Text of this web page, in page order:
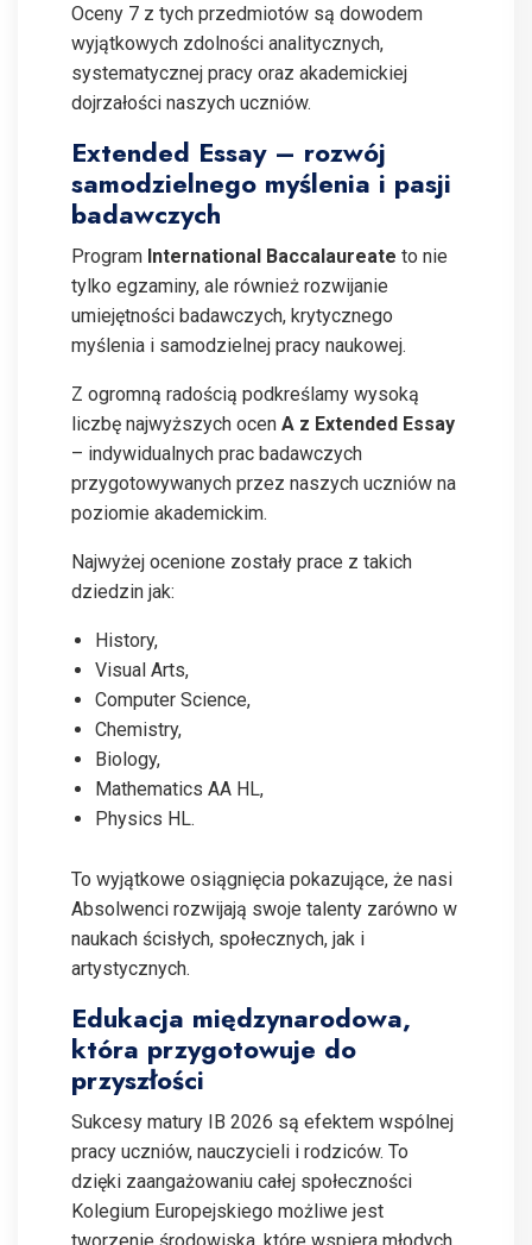
Oceny 7 z tych przedmiotów są dowodem
wyjątkowych zdolności analitycznych,
systematycznej pracy oraz akademickiej
dojrzałości naszych uczniów.
Extended Essay – rozwój
samodzielnego myślenia i pasji
badawczych
Program International Baccalaureate to nie
tylko egzaminy, ale również rozwijanie
umiejętności badawczych, krytycznego
myślenia i samodzielnej pracy naukowej.
Z ogromną radością podkreślamy wysoką
liczbę najwyższych ocen A z Extended Essay
– indywidualnych prac badawczych
przygotowywanych przez naszych uczniów na
poziomie akademickim.
Najwyżej ocenione zostały prace z takich
dziedzin jak:
History,
Visual Arts,
Computer Science,
Chemistry,
Biology,
Mathematics AA HL,
Physics HL.
To wyjątkowe osiągnięcia pokazujące, że nasi
Absolwenci rozwijają swoje talenty zarówno w
naukach ścisłych, społecznych, jak i
artystycznych.
Edukacja międzynarodowa,
która przygotowuje do
przyszłości
Sukcesy matury IB 2026 są efektem wspólnej
pracy uczniów, nauczycieli i rodziców. To
dzięki zaangażowaniu całej społeczności
Kolegium Europejskiego możliwe jest